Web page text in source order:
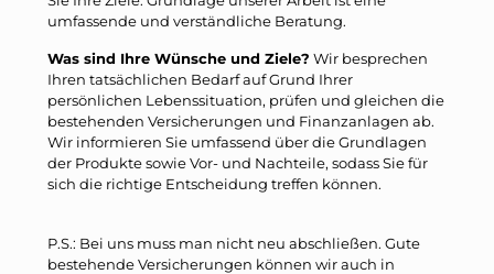
umfassende und verständliche Beratung.
Was sind Ihre Wünsche und Ziele? Wir besprechen
Ihren tatsächlichen Bedarf auf Grund Ihrer
persönlichen Lebenssituation, prüfen und gleichen die
bestehenden Versicherungen und Finanzanlagen ab.
Wir informieren Sie umfassend über die Grundlagen
der Produkte sowie Vor- und Nachteile, sodass Sie für
sich die richtige Entscheidung treffen können.
P.S.: Bei uns muss man nicht neu abschließen. Gute
bestehende Versicherungen können wir auch in